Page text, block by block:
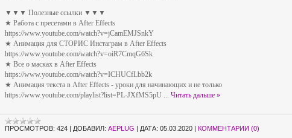
▼▼▼ Полезные ссылки ▼▼▼
★ Работа с пресетами в After Effects
https://www.youtube.com/watch?v=jCamEMJSnkY
★ Анимация для СТОРИС Инстаграм в After Effects
https://www.youtube.com/watch?v=oiR7CmqG6Sk
★ Все о масках в After Effects
https://www.youtube.com/watch?v=ICHUCfLbb2k
★ Анимация текста в After Effects - уроки для начинающих и не только
https://www.youtube.com/playlist?list=PL-JXfMS5pU ... Читать дальше »
ПРОСМОТРОВ: 424 | ДОБАВИЛ: AEPLUG | ДАТА: 05.03.2020 | КОММЕНТАРИИ (0)